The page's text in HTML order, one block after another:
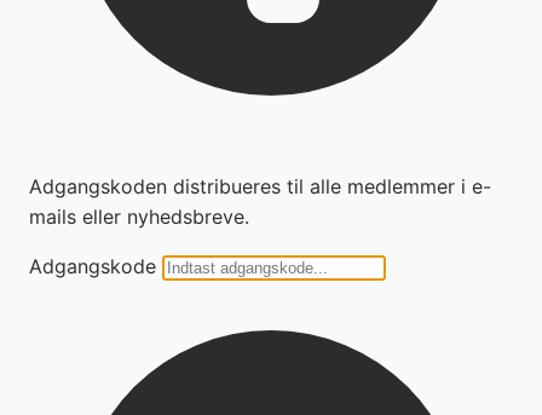
Adgangskoden distribueres til alle medlemmer i e-
mails eller nyhedsbreve.
Adgangskode